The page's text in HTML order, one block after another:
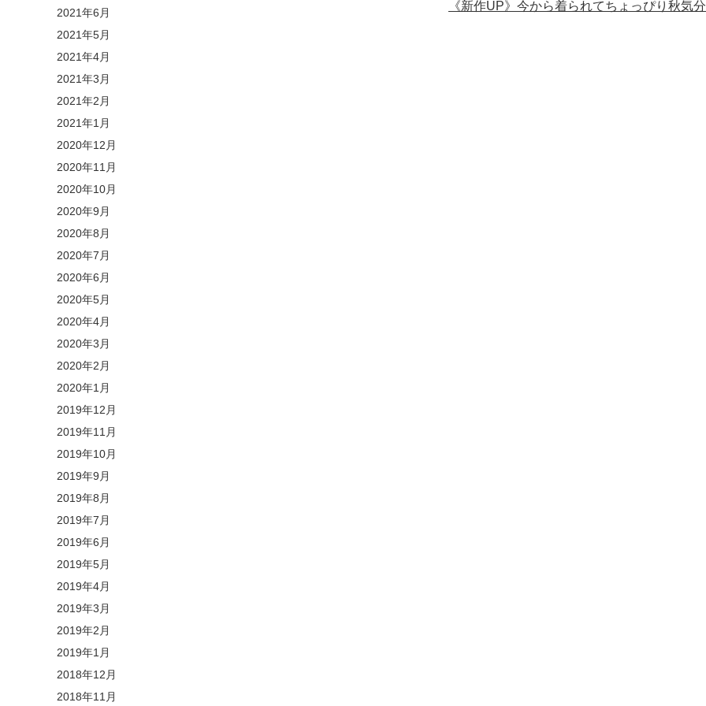
《新作UP》今から着られてちょっぴり秋気
2021年6月
2021年5月
2021年4月
2021年3月
2021年2月
2021年1月
2020年12月
2020年11月
2020年10月
2020年9月
2020年8月
2020年7月
2020年6月
2020年5月
2020年4月
2020年3月
2020年2月
2020年1月
2019年12月
2019年11月
2019年10月
2019年9月
2019年8月
2019年7月
2019年6月
2019年5月
2019年4月
2019年3月
2019年2月
2019年1月
2018年12月
2018年11月